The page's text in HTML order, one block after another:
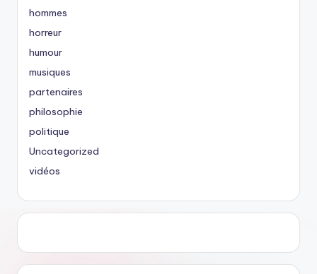
hommes
horreur
humour
musiques
partenaires
philosophie
politique
Uncategorized
vidéos